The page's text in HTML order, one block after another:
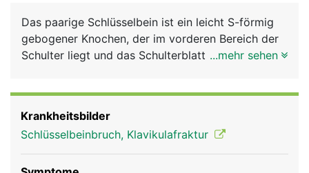
News
Rubriken
Das paarige Schlüsselbein ist ein leicht S-förmig
gebogener Knochen, der im vorderen Bereich der
Schulter liegt und das Schulterblatt mit dem
zusammen den Schultergürtel. Beide haben eine
wichtige Funktion bei der Beweglichkeit und
Stabilisierung des Schultergelenks.
...mehr sehen
Krankheitsbilder
Schlüsselbeinbruch, Klavikulafraktur